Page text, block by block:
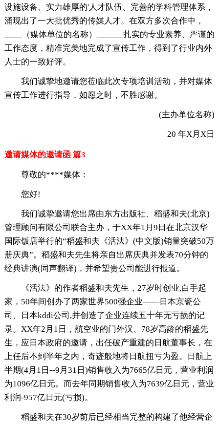
设施设备、实力雄厚的'人才队伍、完善的学科管理体系，
涌现出了一大批优秀的传媒人才。在双方多次合作中，
____（媒体单位的名称）______扎实的专业素养、严谨的
工作态度，精准完美地完成了宣传工作，得到了行业内外
人士的一致好评。
我们诚挚地邀请您莅临此次专项培训活动，并对媒体
宣传工作进行指导，如愿之时，不胜感谢。
(主办单位名称)
20 年X月X日
邀请媒体的邀请函 篇3
尊敬的****媒体：
您好!
我们诚挚邀请您出席由东方出版社、稻盛和夫(北京)
管理顾问有限公司联合主办，于XX年1月9日在北京汉华
国际饭店举行的“稻盛和夫《活法》(中文版)销量突破50万
册庆典”。稻盛和夫先生将亲自出席庆典并发表70分钟的
经典讲演(同声翻译)，并希望贵公司能进行报道。
《活法》的作者稻盛和夫先生，27岁时创业,白手起
家，50年间创办了两家世界500强企业——日本京瓷公
司、日本kddi公司,并创造了企业连续五十年无亏损的记
录。XX年2月1日，航空业的门外汉、78岁高龄的稻盛先
生，应日本政府的邀请，出任破产重建的日航董事长，在
上任后不到半年之内，奇迹般地将日航扭亏为盈。日航上
半期(4月1日--9月31日)销售收入为7665亿日元，营业利润
为1096亿日元。而去年同期销售收入为7639亿日元，营业
利润-957亿日元(亏损)。
稻盛和夫在30岁前后已经相当完整的构建了他经营企